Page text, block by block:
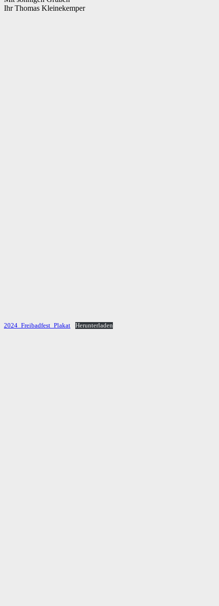
Ihr Thomas Kleinekemper
2024_Freibadfest_Plakat Herunterladen